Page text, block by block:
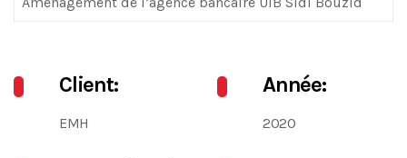
Client:
EMH
Année:
2020